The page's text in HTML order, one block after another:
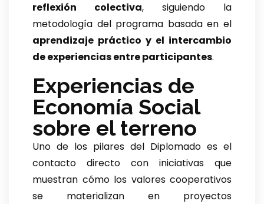
reflexión colectiva, siguiendo la
metodología del programa basada en el
aprendizaje práctico y el intercambio
de experiencias entre participantes.
Experiencias de
Economía Social
sobre el terreno
Uno de los pilares del Diplomado es el
contacto directo con iniciativas que
muestran cómo los valores cooperativos
se materializan en proyectos